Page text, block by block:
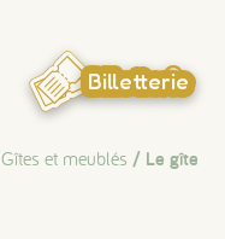
Billetterie
Gîtes et meublés / Le gîte